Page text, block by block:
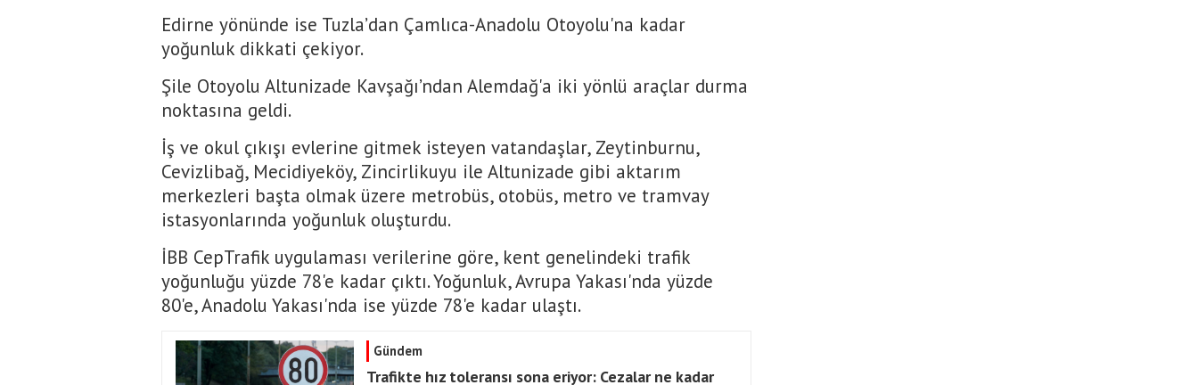
Edirne yönünde ise Tuzla’dan Çamlıca-Anadolu Otoyolu'na kadar
yoğunluk dikkati çekiyor.
Şile Otoyolu Altunizade Kavşağı’ndan Alemdağ'a iki yönlü araçlar durma
noktasına geldi.
İş ve okul çıkışı evlerine gitmek isteyen vatandaşlar, Zeytinburnu,
Cevizlibağ, Mecidiyeköy, Zincirlikuyu ile Altunizade gibi aktarım
merkezleri başta olmak üzere metrobüs, otobüs, metro ve tramvay
istasyonlarında yoğunluk oluşturdu.
İBB CepTrafik uygulaması verilerine göre, kent genelindeki trafik
yoğunluğu yüzde 78'e kadar çıktı. Yoğunluk, Avrupa Yakası'nda yüzde
80'e, Anadolu Yakası'nda ise yüzde 78'e kadar ulaştı.
Gündem
Trafikte hız toleransı sona eriyor: Cezalar ne kadar